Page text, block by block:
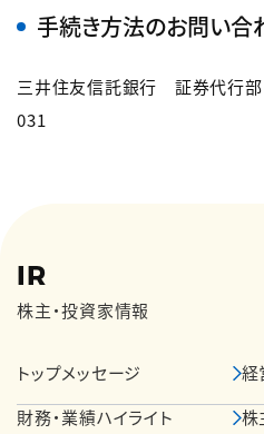
手続き方法のお問い合
三井住友信託銀行 証券代行部
031
IR
株主・投資家情報
トップメッセージ
経
財務・業績ハイライト
株